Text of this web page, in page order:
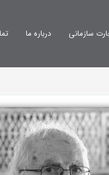
سازمانی درباره ما